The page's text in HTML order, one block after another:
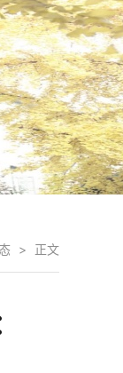
> 正文